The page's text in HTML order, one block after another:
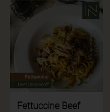
Fettuccine Beef